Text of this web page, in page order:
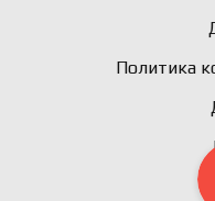
Политика